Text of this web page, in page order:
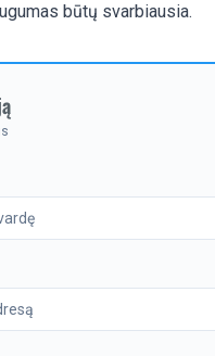
būtų svarbiausia.